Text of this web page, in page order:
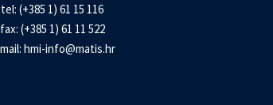
tel: (+385 1) 61 15 116
fax: (+385 1) 61 11 522
hmi-info@matis.hr